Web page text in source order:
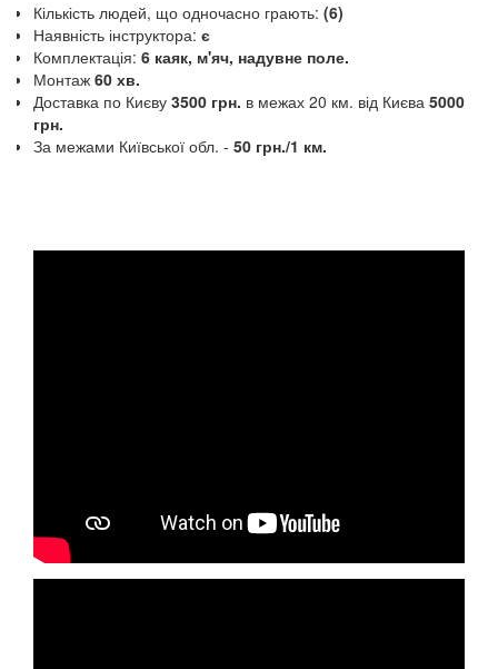
Кількість людей, що одночасно грають: (6)
Наявність інструктора: є
Комплектація: 6 каяк, м'яч, надувне поле.
Монтаж 60 хв.
Доставка по Києву 3500 грн. в межах 20 км. від Києва 5000
грн.
За межами Київської обл. - 50 грн./1 км.